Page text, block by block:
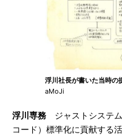
浮川社長が書いた当時の
aMoJi
浮川専務 ジャストシステ
コード）標準化に貢献する